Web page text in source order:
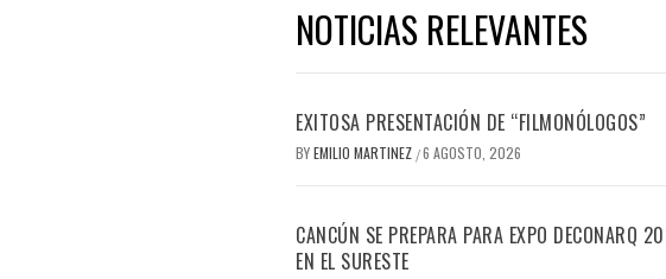
NOTICIAS RELEVANTES
EXITOSA PRESENTACIÓN DE “FILMONÓLOGOS”
BYEMILIO MARTINEZ /6 AGOSTO, 2026
CANCÚN SE PREPARA PARA EXPO DECONARQ
EN EL SURESTE